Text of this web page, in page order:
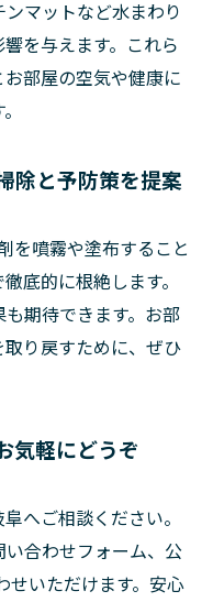
マットなど水まわり
を与えます。これら
部屋の空気や健康に
除と予防策を提案
を噴霧や塗布すること
底的に根絶します。
期待できます。お部
り戻すために、ぜひ
気軽にどうぞ
へご相談ください。
合わせフォーム、公
せいただけます。安心